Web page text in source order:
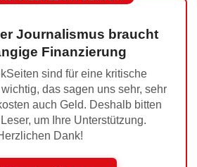
Journalismus braucht
Finanzierung
sind für eine kritische
das sagen uns sehr, sehr
auch Geld. Deshalb bitten
um Ihre Unterstützung.
Dank!